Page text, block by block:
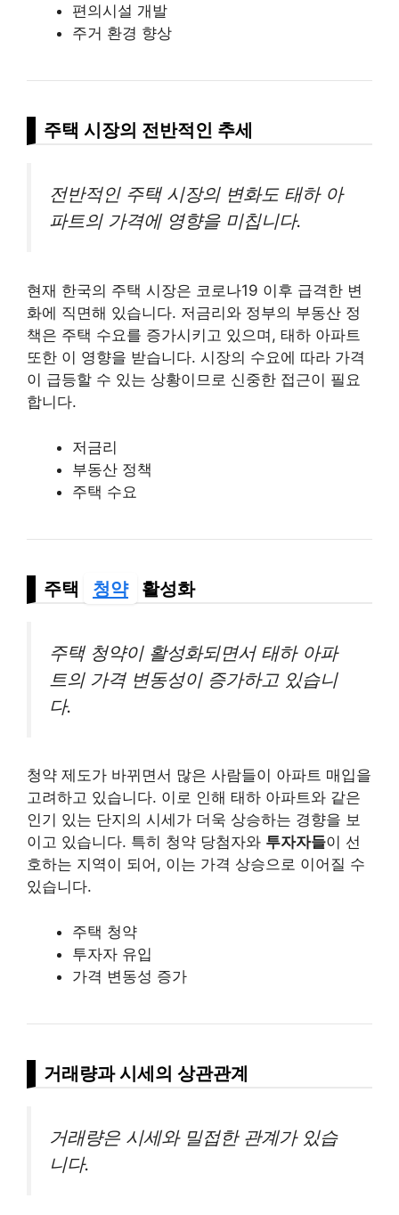
편의시설 개발
주거 환경 향상
주택 시장의 전반적인 추세
전반적인 주택 시장의 변화도 태하 아
파트의 가격에 영향을 미칩니다.
현재 한국의 주택 시장은 코로나19 이후 급격한 변
화에 직면해 있습니다. 저금리와 정부의 부동산 정
책은 주택 수요를 증가시키고 있으며, 태하 아파트
또한 이 영향을 받습니다. 시장의 수요에 따라 가격
이 급등할 수 있는 상황이므로 신중한 접근이 필요
합니다.
저금리
부동산 정책
주택 수요
주택 청약 활성화
주택 청약이 활성화되면서 태하 아파
트의 가격 변동성이 증가하고 있습니
다.
청약 제도가 바뀌면서 많은 사람들이 아파트 매입을
고려하고 있습니다. 이로 인해 태하 아파트와 같은
인기 있는 단지의 시세가 더욱 상승하는 경향을 보
이고 있습니다. 특히 청약 당첨자와 투자자들이 선
호하는 지역이 되어, 이는 가격 상승으로 이어질 수
있습니다.
주택 청약
투자자 유입
가격 변동성 증가
거래량과 시세의 상관관계
거래량은 시세와 밀접한 관계가 있습
니다.